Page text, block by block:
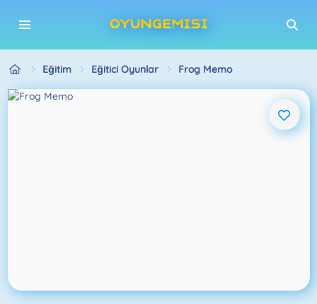
Eğitim Eğitici Oyunlar Frog Memo